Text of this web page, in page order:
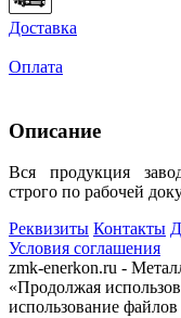
Доставка
Оплата
Описание
Вся продукция
строго по рабочей
Реквизиты Контакты
Условия соглашения
zmk-enerkon.ru -
«Продолжая
использование